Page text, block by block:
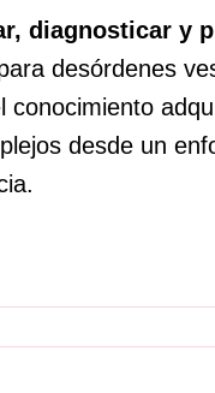
diagnosticar y
desórdenes
conocimiento
desde un